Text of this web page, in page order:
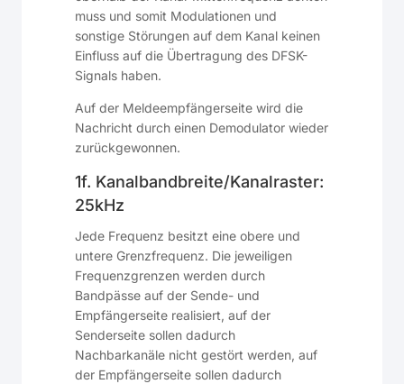
muss und somit Modulationen und
sonstige Störungen auf dem Kanal keinen
Einfluss auf die Übertragung des DFSK-
Signals haben.
Auf der Meldeempfängerseite wird die
Nachricht durch einen Demodulator wieder
zurückgewonnen.
1f. Kanalbandbreite/Kanalraster:
25kHz
Jede Frequenz besitzt eine obere und
untere Grenzfrequenz. Die jeweiligen
Frequenzgrenzen werden durch
Bandpässe auf der Sende- und
Empfängerseite realisiert, auf der
Senderseite sollen dadurch
Nachbarkanäle nicht gestört werden, auf
der Empfängerseite sollen dadurch